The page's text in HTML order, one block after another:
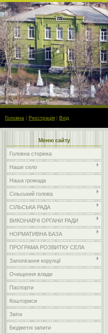
Головна | Реєстрація | Вхід
Меню сайту
Головна сторінка
Наше село
Наша громада
Сільський голова
СІЛЬСЬКА РАДА
ВИКОНАВЧІ ОРГАНИ РАДИ
НОРМАТИВНА БАЗА
ПРОГРАМА РОЗВИТКУ СЕЛА
Запопігання корупції
Очищення влади
Паспорти
Кошториси
Звіти
Бюджетні запити